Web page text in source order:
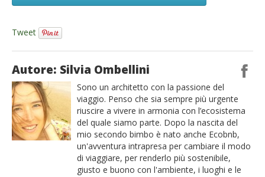
Tweet
Autore: Silvia Ombellini
Sono un architetto con la passione del
viaggio. Penso che sia sempre più urgente
riuscire a vivere in armonia con l’ecosistema
del quale siamo parte. Dopo la nascita del
mio secondo bimbo è nato anche Ecobnb,
un'avventura intrapresa per cambiare il modo
di viaggiare, per renderlo più sostenibile,
giusto e buono con l'ambiente, i luoghi e le